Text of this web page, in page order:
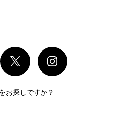
お探しですか？